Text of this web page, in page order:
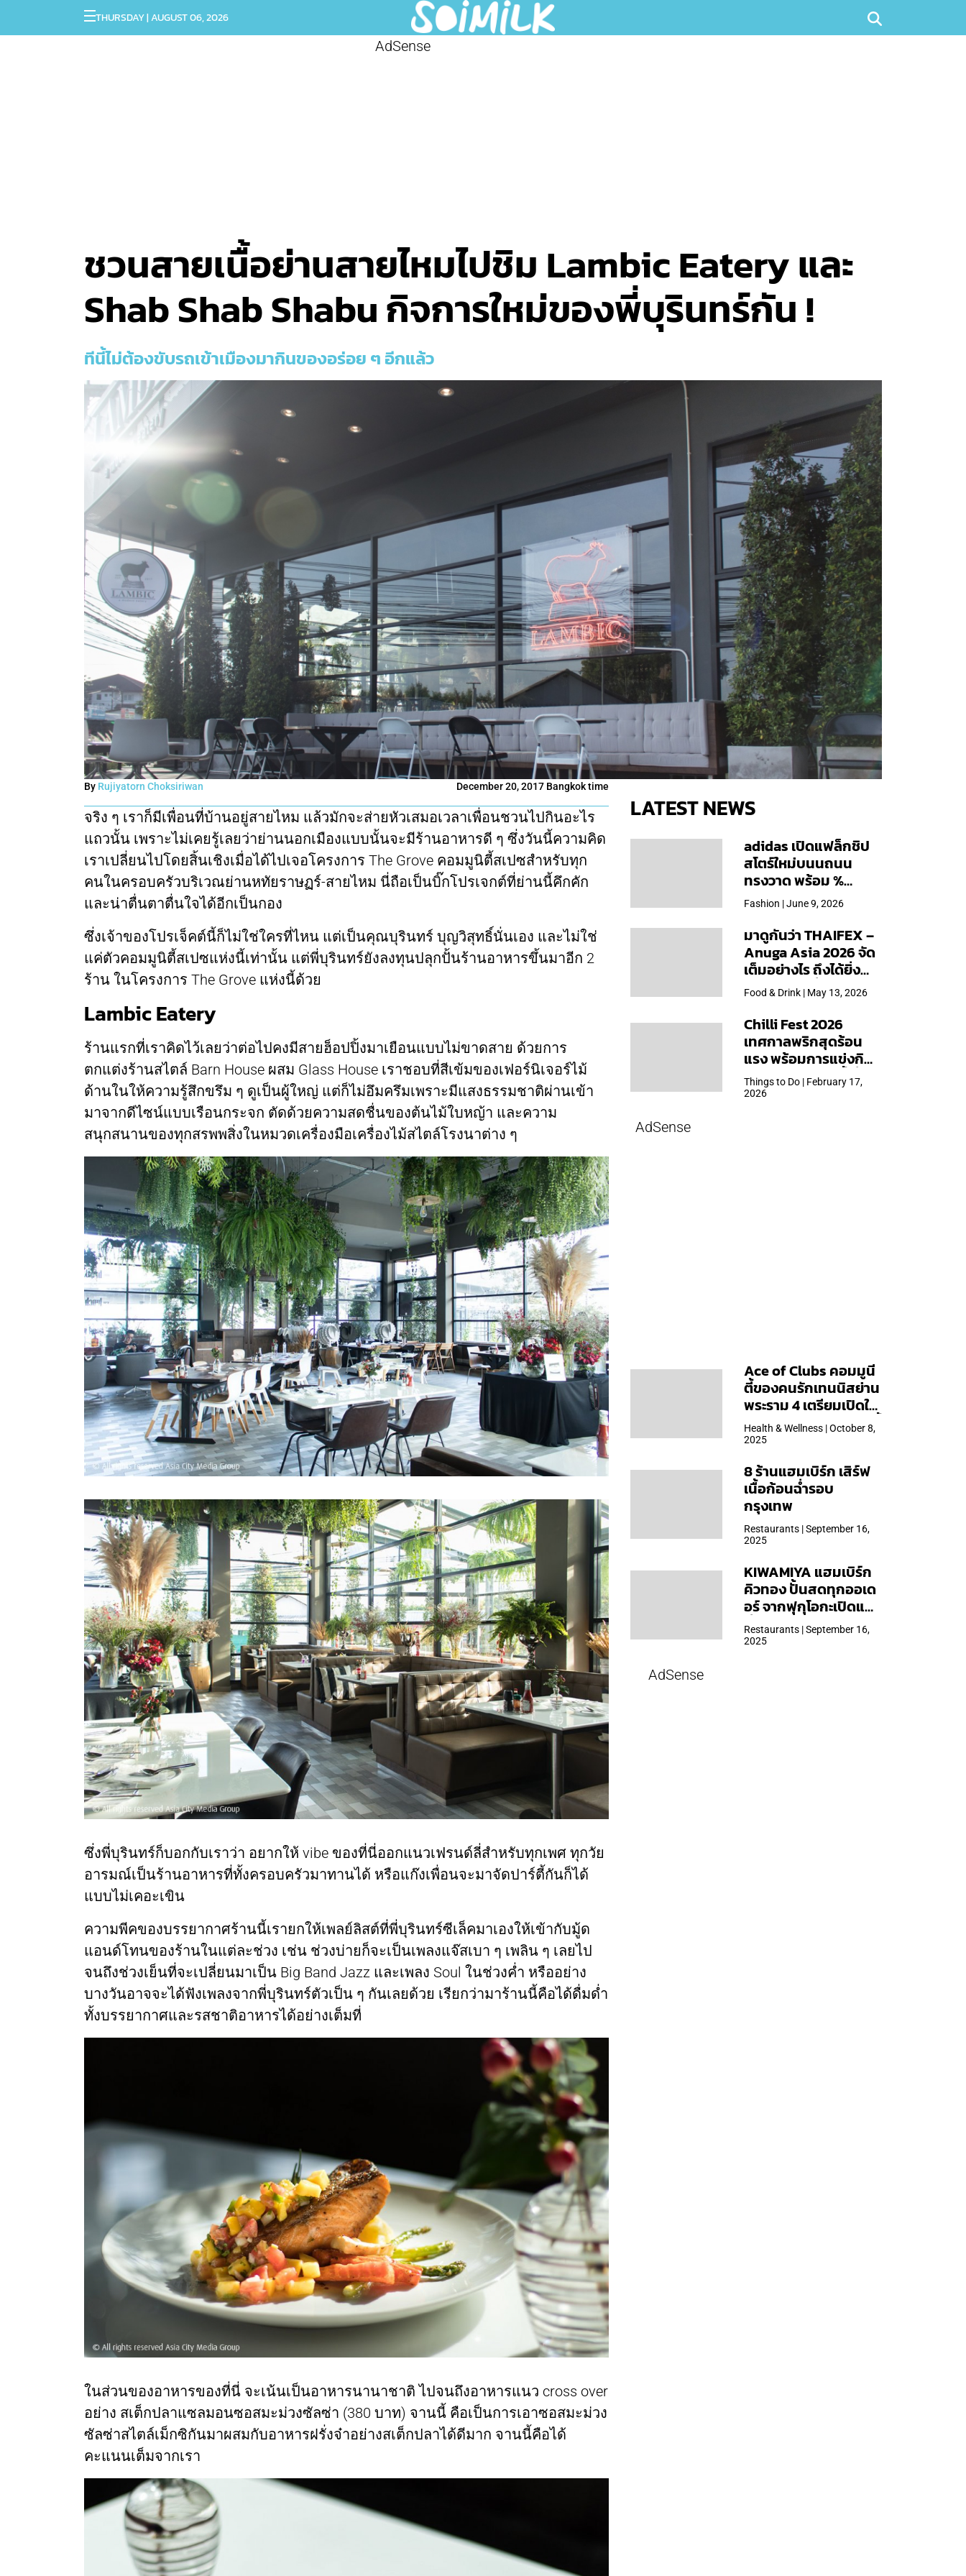
THURSDAY | AUGUST 06, 2026
AdSense
ชวนสายเนื้อย่านสายไหมไปชิม Lambic Eatery และ
Shab Shab Shabu กิจการใหม่ของพี่บุรินทร์กัน !
ทีนี้ไม่ต้องขับรถเข้าเมืองมากินของอร่อย ๆ อีกแล้ว
By Rujiyatorn Choksiriwan December 20, 2017 Bangkok time
จริง ๆ เราก็มีเพื่อนที่บ้านอยู่สายไหม แล้วมักจะส่ายหัวเสมอเวลาเพื่อนชวนไปกินอะไร
แถวนั้น เพราะไม่เคยรู้เลยว่าย่านนอกเมืองแบบนั้นจะมีร้านอาหารดี ๆ ซึ่งวันนี้ความคิด
เราเปลี่ยนไปโดยสิ้นเชิงเมื่อได้ไปเจอโครงการ The Grove คอมมูนิตี้สเปซสำหรับทุก
คนในครอบครัวบริเวณย่านหทัยราษฏร์-สายไหม นี่ถือเป็นบิ๊กโปรเจกต์ที่ย่านนี้คึกคัก
และน่าตื่นตาตื่นใจได้อีกเป็นกอง
ซึ่งเจ้าของโปรเจ็คต์นี้ก็ไม่ใช่ใครที่ไหน แต่เป็นคุณบุรินทร์ บุญวิสุทธิ์นั่นเอง และไม่ใช่
แค่ตัวคอมมูนิตี้สเปซแห่งนี้เท่านั้น แต่พี่บุรินทร์ยังลงทุนปลุกปั้นร้านอาหารขึ้นมาอีก 2
ร้าน ในโครงการ The Grove แห่งนี้ด้วย
Lambic Eatery
ร้านแรกที่เราคิดไว้เลยว่าต่อไปคงมีสายฮ็อปปิ้งมาเยือนแบบไม่ขาดสาย ด้วยการ
ตกแต่งร้านสไตล์ Barn House ผสม Glass House เราชอบที่สีเข้มของเฟอร์นิเจอร์ไม้
ด้านในให้ความรู้สึกขรึม ๆ ดูเป็นผู้ใหญ่ แต่ก็ไม่อึมครึมเพราะมีแสงธรรมชาติผ่านเข้า
มาจากดีไซน์แบบเรือนกระจก ตัดด้วยความสดชื่นของต้นไม้ใบหญ้า และความ
สนุกสนานของทุกสรพพสิ่งในหมวดเครื่องมือเครื่องไม้สไตล์โรงนาต่าง ๆ
ซึ่งพี่บุรินทร์ก็บอกกับเราว่า อยากให้ vibe ของที่นี่ออกแนวเฟรนด์ลี่สำหรับทุกเพศ ทุกวัย
อารมณ์เป็นร้านอาหารที่ทั้งครอบครัวมาทานได้ หรือแก๊งเพื่อนจะมาจัดปาร์ตี้กันก็ได้
แบบไม่เคอะเขิน
ความพีคของบรรยากาศร้านนี้เรายกให้เพลย์ลิสต์ที่พี่บุรินทร์ซีเล็คมาเองให้เข้ากับมู้ด
แอนด์โทนของร้านในแต่ละช่วง เช่น ช่วงบ่ายก็จะเป็นเพลงแจ๊สเบา ๆ เพลิน ๆ เลยไป
จนถึงช่วงเย็นที่จะเปลี่ยนมาเป็น Big Band Jazz และเพลง Soul ในช่วงค่ำ หรืออย่าง
บางวันอาจจะได้ฟังเพลงจากพี่บุรินทร์ตัวเป็น ๆ กันเลยด้วย เรียกว่ามาร้านนี้คือได้ดื่มด่ำ
ทั้งบรรยากาศและรสชาติอาหารได้อย่างเต็มที่
ในส่วนของอาหารของที่นี่ จะเน้นเป็นอาหารนานาชาติ ไปจนถึงอาหารแนว cross over
อย่าง สเต็กปลาแซลมอนซอสมะม่วงซัลซ่า (380 บาท) จานนี้ คือเป็นการเอาซอสมะม่วง
ซัลซ่าสไตล์เม็กซิกันมาผสมกับอาหารฝรั่งจ๋าอย่างสเต็กปลาได้ดีมาก จานนี้คือได้
คะแนนเต็มจากเรา
LATEST NEWS
adidas เปิดแฟล็กชิป
สโตร์ใหม่บนนถนน
ทรงวาด พร้อม %
Arabica และคอลเลก
ชันพิเศษเฉพาะสาขา
Fashion | June 9, 2026
มาดูกันว่า THAIFEX –
Anuga Asia 2026 จัด
เต็มอย่างไร ถึงได้ยิ่ง
ใหญ่สุดเท่าที่เคยจัดมา
Food & Drink | May 13, 2026
Chilli Fest 2026
เทศกาลพริกสุดร้อน
แรง พร้อมการแข่งกิน
พริก จัด 28 มี.ค.นี้ ที่โรง
แรมคิมป์ตัน มาลัยฯ
Things to Do | February 17,
2026
AdSense
Ace of Clubs คอมมูนี
ตี้ของคนรักเทนนิสย่าน
พระราม 4 เตรียมเปิดให้
บริการวันแรก 19 ต.ค. นี้
Health & Wellness | October 8,
2025
8 ร้านแฮมเบิร์ก เสิร์ฟ
เนื้อก้อนฉ่ำรอบ
กรุงเทพ
Restaurants | September 16,
2025
KIWAMIYA แฮมเบิร์ก
คิวทอง ปั้นสดทุกออเด
อร์ จากฟุกุโอกะเปิดแล้ว
ที่ Central Park
Restaurants | September 16,
2025
AdSense